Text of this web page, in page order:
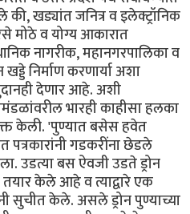
खड्यांत जनित्र व इलेक्ट्रॉनिक
मोठे व योग्य आकारात
नागरीक, महानगरपालिका व
निर्माण करणार्या अशा
देणार आहे. अशी
भारही काहीसा हलका
केली. 'पुण्यात बसेस हवेत
पत्रकारांनी गडकरींना छेडले
उडत्या बस ऐवजी उडते ड्रोन
केले आहे व त्याद्वारे एक
सुचीत केले. असले ड्रोन पुण्याच्या